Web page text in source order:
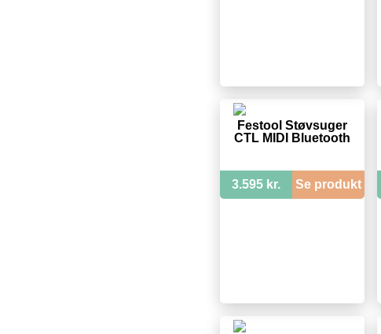
Festool Støvsuger
CTL MIDI Bluetooth
3.595 kr. Se produkt